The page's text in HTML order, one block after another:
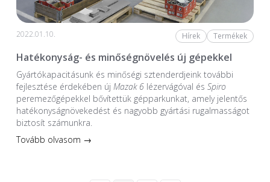
2022.01.10. Hírek Termékek
Hatékonyság- és minőségnövelés új gépekkel
Gyártókapacitásunk és minőségi sztenderdjeink további
fejlesztése érdekében új Mazak 6lézervágóval és Spiro
peremezőgépekkel bővítettük gépparkunkat, amely jelentős
hatékonyságnövekedést és nagyobb gyártási rugalmasságot
biztosít számunkra.
Tovább olvasom →